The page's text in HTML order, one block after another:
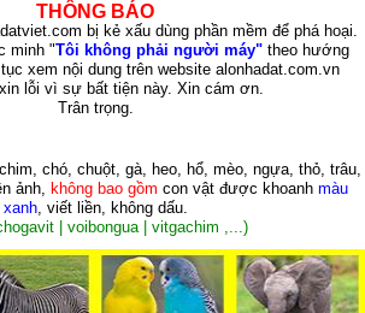
THÔNG BÁO
bị kẻ xấu dùng phần mềm để phá hoại.
minh "Tôi không phải người máy"theo hướng
xem nội dung trên website alonhadat.com.vn
lỗi vì sự bất tiện này. Xin cám ơn.
Trân trọng.
chó, chuột, gà, heo, hổ, mèo, ngựa, thỏ, trâu,
ảnh, không bao gồm con vật được khoanh màu
xanh, viết liền, không dấu.
| voibongua | vitgachim ,...)